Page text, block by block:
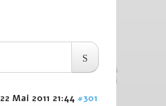
22 Mai 2011 21:44 #301